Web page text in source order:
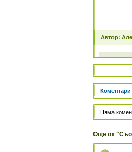
Автор:
Коментари
Няма
Още от